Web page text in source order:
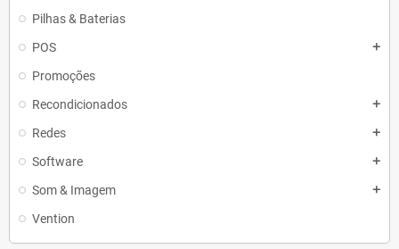
Pilhas & Baterias
POS
add
Promoções
Recondicionados
add
Redes add
Software add
Som & Imagem add
Vention